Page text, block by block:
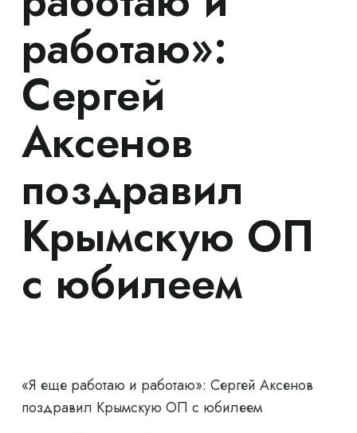
работаю»:
Сергей
Аксенов
поздравил
Крымскую ОП
с юбилеем
«Я еще работаю и работаю»: Сергей Аксенов
поздравил Крымскую ОП с юбилеем